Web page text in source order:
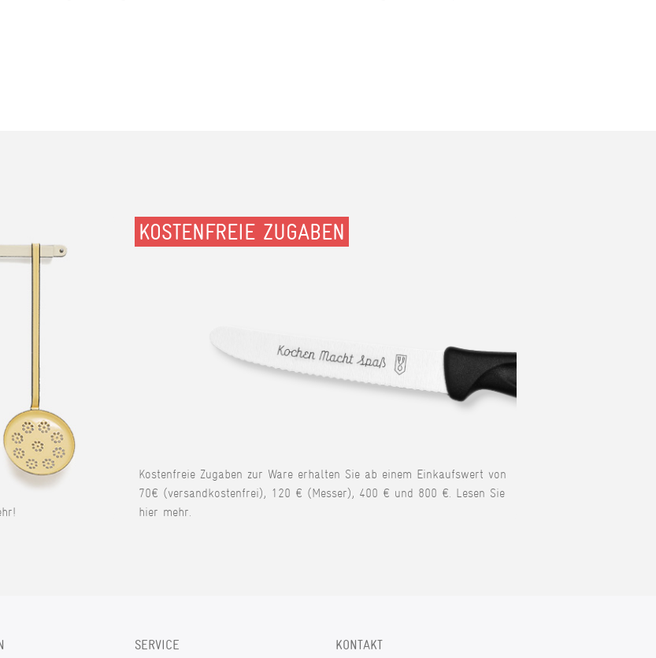
KOSTENFREIE ZUGABEN
Kostenfreie Zugaben zur Ware erhalten Sie ab einem Einkaufswert von
70€ (versandkostenfrei), 120 € (Messer), 400 € und 800 €. Lesen Sie
hier mehr.
SERVICE
KONTAKT